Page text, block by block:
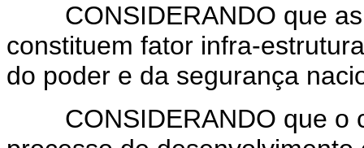
CONSIDERANDO que as
constituem fator infra-
do poder e da segurança
CONSIDERANDO que o